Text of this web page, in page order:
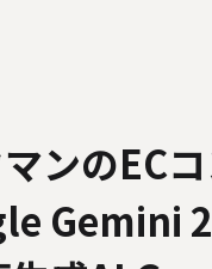
ンのEC
Gemini